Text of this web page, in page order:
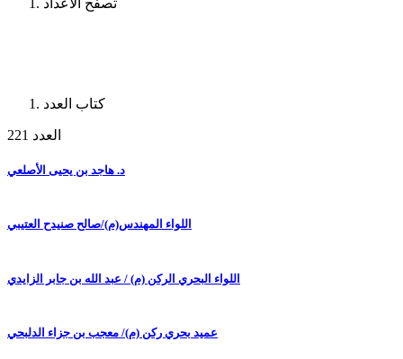
تصفح الأعداد
كتاب العدد
العدد 221
د. هاجد بن يحيى الأصلعي
اللواء المهندس(م)/صالح صنيدح العتيبي
اللواء البحري الركن (م) / عبد الله بن جابر الزايدي
عميد بحري ركن (م)/ معجب بن جزاء الدلبحي